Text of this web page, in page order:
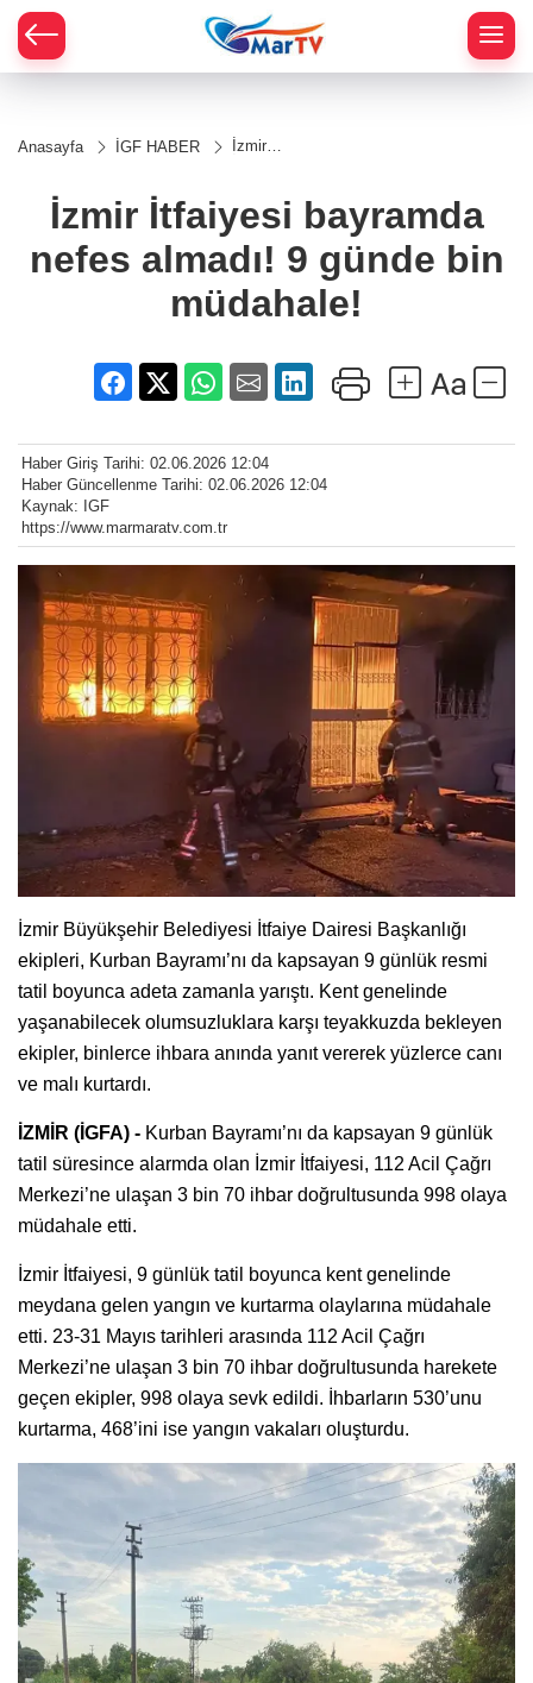
Anasayfa İGF HABER
İzmir
almadı! 9
müdahale!
İzmir İtfaiyesi bayramda
nefes almadı! 9 günde bin
müdahale!
Haber Giriş Tarihi: 02.06.2026 12:04
Haber Güncellenme Tarihi: 02.06.2026 12:04
Kaynak: IGF
https://www.marmaratv.com.tr
İzmir Büyükşehir Belediyesi İtfaiye Dairesi Başkanlığı
ekipleri, Kurban Bayramı’nı da kapsayan 9 günlük resmi
tatil boyunca adeta zamanla yarıştı. Kent genelinde
yaşanabilecek olumsuzluklara karşı teyakkuzda bekleyen
ekipler, binlerce ihbara anında yanıt vererek yüzlerce canı
ve malı kurtardı.
İZMİR (İGFA) - Kurban Bayramı’nı da kapsayan 9 günlük
tatil süresince alarmda olan İzmir İtfaiyesi, 112 Acil Çağrı
Merkezi’ne ulaşan 3 bin 70 ihbar doğrultusunda 998 olaya
müdahale etti.
İzmir İtfaiyesi, 9 günlük tatil boyunca kent genelinde
meydana gelen yangın ve kurtarma olaylarına müdahale
etti. 23-31 Mayıs tarihleri arasında 112 Acil Çağrı
Merkezi’ne ulaşan 3 bin 70 ihbar doğrultusunda harekete
geçen ekipler, 998 olaya sevk edildi. İhbarların 530’unu
kurtarma, 468’ini ise yangın vakaları oluşturdu.